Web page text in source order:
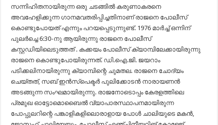
സന്നിഹിതനായിരുന്ന ഒരു ചടങ്ങിൽ കരുണാകരനെ
അവഹേളിക്കുന്ന ഗാനമവതരിപ്പിച്ചതിനാണ് രാജനെ പോലീസ്
കൊണ്ടുപോയത് എന്നും പറയപ്പെടുന്നുണ്ട്. 1976 മാർച്ച് ഒന്നിന്
പുലർച്ചെ 6:30-നു ആയിരുന്നു രാജനെ പോലീസ്
കസ്റ്റഡിയിലെടുത്തത് . കക്കയം പോലീസ് ക്യാമ്പിലേക്കായിരുന്നു
രാജനെ കൊണ്ടുപോയിരുന്നത്. ഡി.ഐ.ജി. ജയറാം
പടിക്കലിനായിരുന്നു ക്യാമ്പിന്റെ ചുമതല. രാജനെ ചോദ്യം
ചെയ്തത്, സബ് ഇൻസ്പെക്ടർ പുലിക്കോടൻ നാരായണൻ
അടങ്ങുന്ന സംഘമായിരുന്നു. രാജനോടൊപ്പം കേരളത്തിലെ
പ്രമുഖ ഓട്ടോമൊബൈൽ വ്യാപാരസ്ഥാപനമായിരുന്ന
പോപ്പുലറിന്റെ പങ്കാളികളിലൊരാളായ പോൾ ചാലിയുടെ മകൻ,